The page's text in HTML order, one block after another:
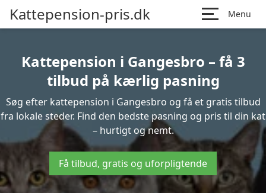
Kattepension-pris.dk Menu
Kattepension i Gangesbro – få 3
tilbud på kærlig pasning
Søg efter kattepension i Gangesbro og få et gratis tilbud
fra lokale steder. Find den bedste pasning og pris til din kat
– hurtigt og nemt.
Få tilbud, gratis og uforpligtende